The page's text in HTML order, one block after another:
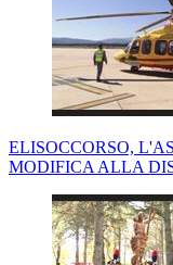
ELISOCCORSO,
MODIFICA ALLA